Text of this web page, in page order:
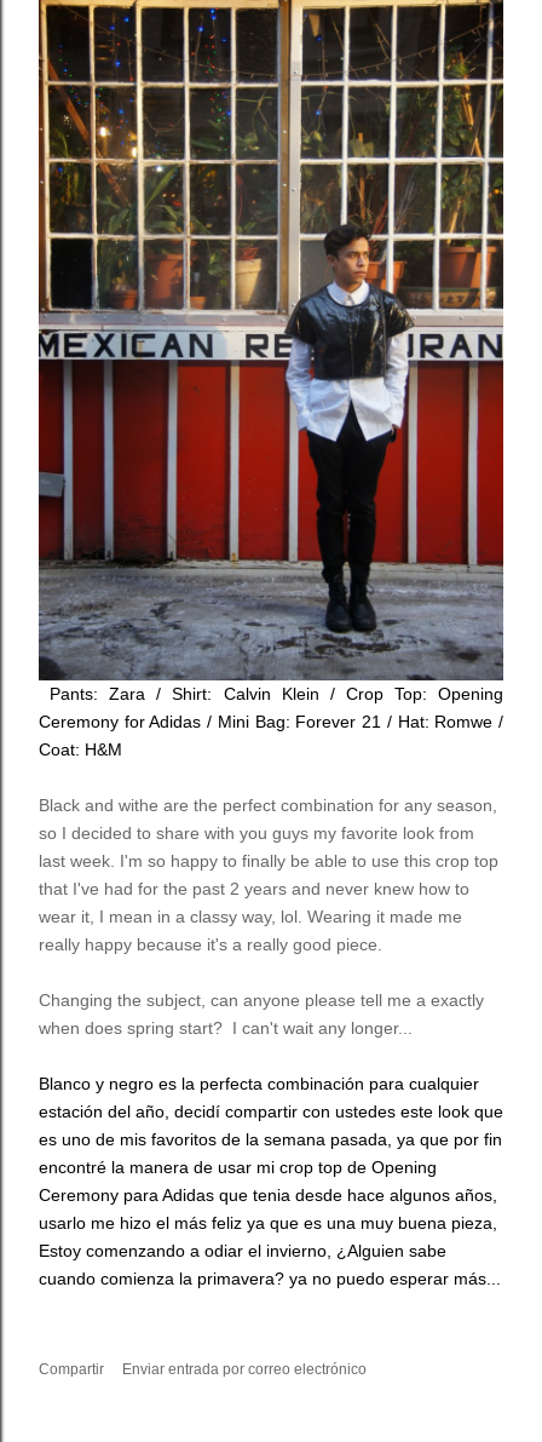
Pants: Zara / Shirt: Calvin Klein / Crop Top: Opening
Ceremony for Adidas / Mini Bag: Forever 21 / Hat: Romwe /
Coat: H&M
Black and withe are the perfect combination for any season,
so I decided to share with you guys my favorite look from
last week. I'm so happy to finally be able to use this crop top
that I've had for the past 2 years and never knew how to
wear it, I mean in a classy way, lol. Wearing it made me
really happy because it's a really good piece.
Changing the subject, can anyone please tell me a exactly
when does spring start? I can't wait any longer...
Blanco y negro es la perfecta combinación para cualquier
estación del año, decidí compartir con ustedes este look que
es uno de mis favoritos de la semana pasada, ya que por fin
encontré la manera de usar mi crop top de Opening
Ceremony para Adidas que tenia desde hace algunos años,
usarlo me hizo el más feliz ya que es una muy buena pieza,
Estoy comenzando a odiar el invierno, ¿Alguien sabe
cuando comienza la primavera? ya no puedo esperar más...
Compartir Enviar entrada por correo electrónico